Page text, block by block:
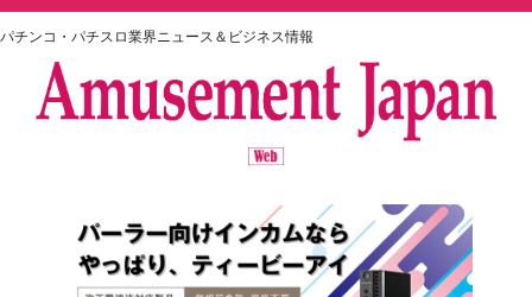
パチンコ・パチスロ業界ニュース＆ビジネス情報